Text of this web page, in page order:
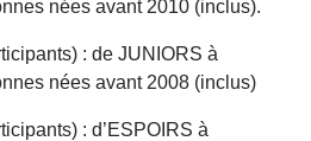
nées avant 2010 (inclus).
: de JUNIORS à
nées avant 2008 (inclus)
: d’ESPOIRS à